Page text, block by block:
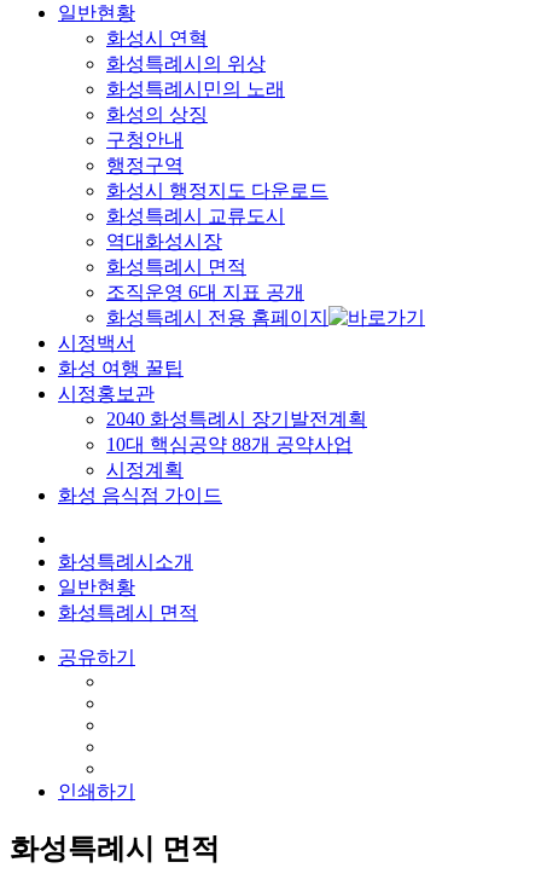
일반현황
화성시 연혁
화성특례시의 위상
화성특례시민의 노래
화성의 상징
구청안내
행정구역
화성시 행정지도 다운로드
화성특례시 교류도시
역대화성시장
화성특례시 면적
조직운영 6대 지표 공개
화성특례시 전용 홈페이지
시정백서
화성 여행 꿀팁
시정홍보관
2040 화성특례시 장기발전계획
10대 핵심공약 88개 공약사업
시정계획
화성 음식점 가이드
화성특례시소개
일반현황
화성특례시 면적
공유하기
인쇄하기
화성특례시 면적